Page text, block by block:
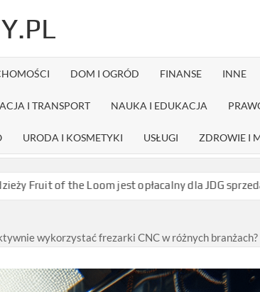
DOM I OGRÓD FINANSE INNE
I TRANSPORT NAUKA I EDUKACJA
URODA I KOSMETYKI USŁUGI ZDROWIE I
jest opłacalny dla JDG sprzedającej nadruki na
wykorzystać frezarki CNC w różnych branżach?